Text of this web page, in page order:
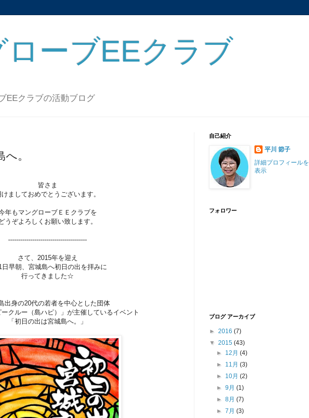
ーブEEクラブ
EEクラブの活動ブログ
。
皆さま
けましておめでとうございます。
年もマングローブＥＥクラブを
うぞよろしくお願い致します。
---------------------------------------
さて、2015年を迎え
日早朝、宮城島へ初日の出を拝みに
行ってきました☆
出身の20代の若者を中心とした団体
クルー（島ハピ）」が主催しているイベント
「初日の出は宮城島へ。」
自己紹介
平川 節子
詳細プロフィールを
表示
フォロワー
ブログ アーカイブ
► 2016 (7)
▼ 2015 (43)
► 12月(4)
► 11月(3)
► 10月(2)
►9月(1)
►8月(7)
►7月(3)